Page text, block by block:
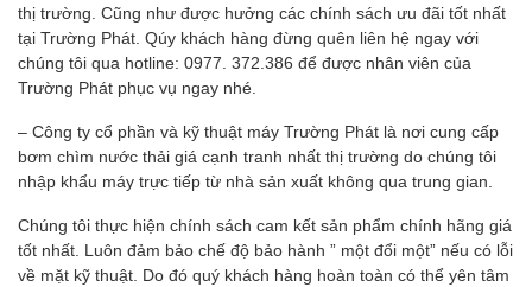
thị trường. Cũng như được hưởng các chính sách ưu đãi tốt nhất
tại Trường Phát. Qúy khách hàng đừng quên liên hệ ngay với
chúng tôi qua hotline: 0977. 372.386 để được nhân viên của
Trường Phát phục vụ ngay nhé.
– Công ty cổ phần và kỹ thuật máy Trường Phát là nơi cung cấp
bơm chìm nước thải giá cạnh tranh nhất thị trường do chúng tôi
nhập khẩu máy trực tiếp từ nhà sản xuất không qua trung gian.
Chúng tôi thực hiện chính sách cam kết sản phẩm chính hãng giá
tốt nhất. Luôn đảm bảo chế độ bảo hành ” một đổi một” nếu có lỗi
về mặt kỹ thuật. Do đó quý khách hàng hoàn toàn có thể yên tâm